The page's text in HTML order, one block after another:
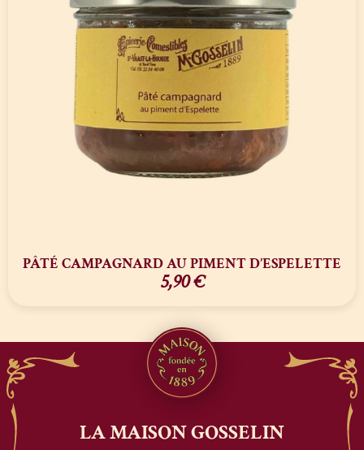
PÂTÉ CAMPAGNARD AU PIMENT D’ESPELETTE
5,90€
LA MAISONGOSSELIN